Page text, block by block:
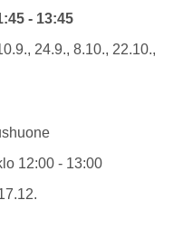
- 13:45
24.9., 8.10., 22.10.,
12:00 - 13:00